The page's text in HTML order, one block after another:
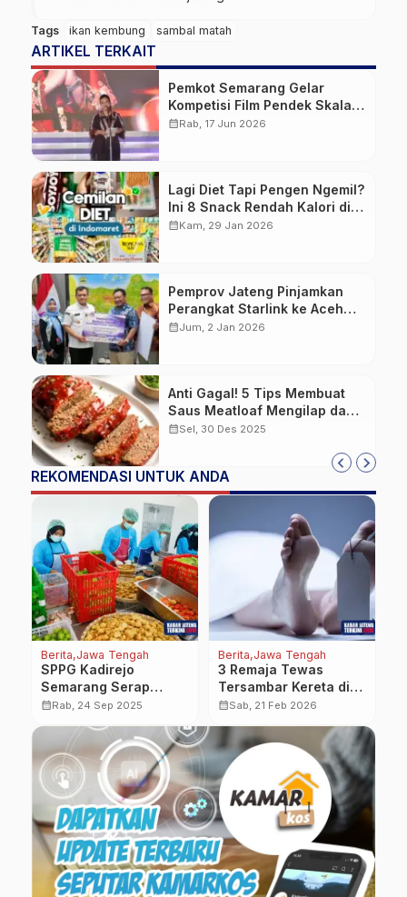
Tags ikan kembung sambal matah
ARTIKEL TERKAIT
Pemkot Semarang Gelar
Kompetisi Film Pendek Skala
Nasional Lewat LOFF 2026
calendar_monthRab, 17 Jun 2026
Lagi Diet Tapi Pengen Ngemil?
Ini 8 Snack Rendah Kalori di
Indomaret
calendar_monthKam, 29 Jan 2026
Pemprov Jateng Pinjamkan
Perangkat Starlink ke Aceh
Guna Percepat Pemulihan
calendar_monthJum, 2 Jan 2026
Anti Gagal! 5 Tips Membuat
Saus Meatloaf Mengilap dan
Melekat Sempurna
calendar_monthSel, 30 Des 2025
REKOMENDASI UNTUK ANDA
Berita Jawa Tengah
SPPG Kadirejo
Semarang Serap
Pekerja Lokal dan
untuk Kembangkan
Ekonomi Masyarakat
calendar_monthRab, 24 Sep 2025
Berita Jawa Tengah
3 Remaja Tewas
Tersambar Kereta di
Jalur Stasiun Batang-
calendar_monthSab, 21 Feb 2026